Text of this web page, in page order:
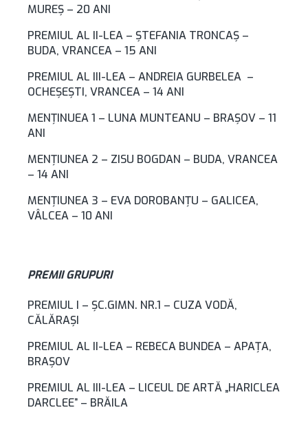
MUREȘ – 20 ANI
PREMIUL AL II-LEA – ŞTEFANIA TRONCAŞ –
BUDA, VRANCEA – 15 ANI
PREMIUL AL III-LEA – ANDREIA GURBELEA –
OCHEȘEȘTI, VRANCEA – 14 ANI
MENŢINUEA 1 – LUNA MUNTEANU – BRAȘOV – 11
ANI
MENŢIUNEA 2 – ZISU BOGDAN – BUDA, VRANCEA
– 14 ANI
MENŢIUNEA 3 – EVA DOROBANŢU – GALICEA,
VÂLCEA – 10 ANI
PREMII GRUPURI
PREMIUL I – ŞC.GIMN. NR.1 – CUZA VODĂ,
CĂLĂRAȘI
PREMIUL AL II-LEA – REBECA BUNDEA – APAŢA,
BRAŞOV
PREMIUL AL III-LEA – LICEUL DE ARTĂ „HARICLEA
DARCLEE” – BRĂILA